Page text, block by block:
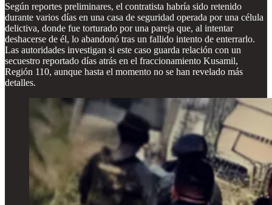
Según reportes preliminares, el contratista habría sido retenido
durante varios días en una casa de seguridad operada por una célula
delictiva, donde fue torturado por una pareja que, al intentar
deshacerse de él, lo abandonó tras un fallido intento de enterrarlo.
Las autoridades investigan si este caso guarda relación con un
secuestro reportado días atrás en el fraccionamiento Kusamil,
Región 110, aunque hasta el momento no se han revelado más
detalles.